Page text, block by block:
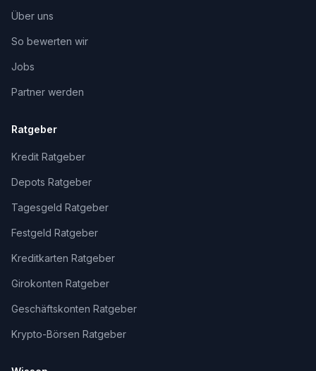
Über uns
So bewerten wir
Jobs
Partner werden
Ratgeber
Kredit Ratgeber
Depots Ratgeber
Tagesgeld Ratgeber
Festgeld Ratgeber
Kreditkarten Ratgeber
Girokonten Ratgeber
Geschäftskonten Ratgeber
Krypto-Börsen Ratgeber